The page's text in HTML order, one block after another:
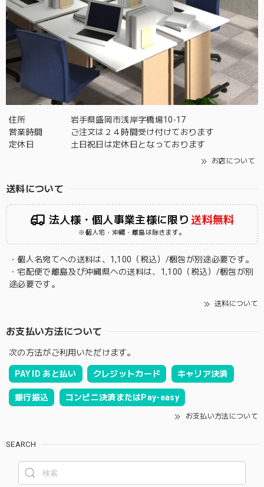
住所
岩手県盛岡市浅岸字橋場10-17
営業時間
ご注文は２４時間受け付けております
定休日
土日祝日は定休日となっております
お店について
送料について
法人様・個人事業主様に限り 送料無料
※個人宅・沖縄・離島は除きます。
・個人名宛てへの送料は、1,100（税込）/梱包が別途必要です。
・宅配便で離島及び沖縄県への送料は、1,100（税込）/梱包が別
途必要です。
送料について
お支払い方法について
次の方法がご利用いただけます。
PAY ID あと払い クレジットカード キャリア決済
銀行振込 コンビニ決済またはPay-easy
お支払い方法について
SEARCH